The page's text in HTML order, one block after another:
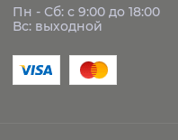
Пн - Сб: с 9:00 до 18:00
Вс: выходной